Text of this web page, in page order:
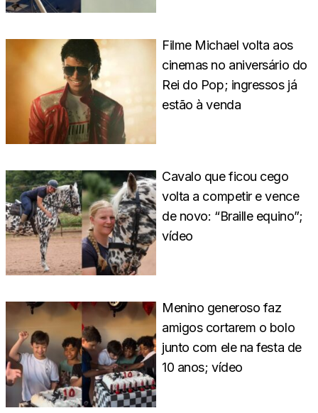
Filme Michael volta aos
cinemas no aniversário do
Rei do Pop; ingressos já
estão à venda
Cavalo que ficou cego
volta a competir e vence
de novo: “Braille equino”;
vídeo
Menino generoso faz
amigos cortarem o bolo
junto com ele na festa de
10 anos; vídeo